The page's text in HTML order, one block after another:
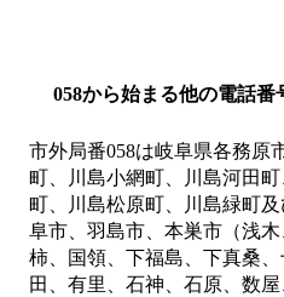
058から始まる他の電話番
市外局番058は岐阜県各務原
町、川島小網町、川島河田
町、川島松原町、川島緑町
阜市、羽島市、本巣市（浅
柿、国領、下福島、下真桑
田、有里、石神、石原、数